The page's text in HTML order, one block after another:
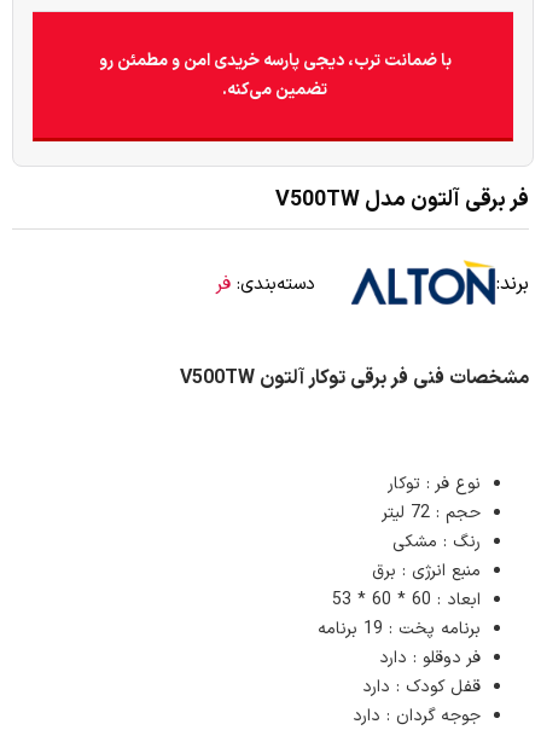
با ضمانت ترب، دیجی پارسه خریدی امن و مطمئن رو
تضمین می‌کنه.
فر برقی آلتون مدل V500TW
برند: دسته‌بندی: فر
مشخصات فنی فر برقی توکار آلتون V500TW
نوع فر : توکار
حجم : 72 لیتر
رنگ : مشکی
منبع انرژی : برق
ابعاد : 60 * 60 * 53
برنامه پخت : 19 برنامه
فر دوقلو : دارد
قفل کودک : دارد
جوجه گردان : دارد